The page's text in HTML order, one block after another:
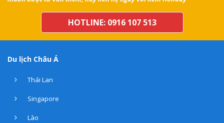
HOTLINE: 0916 107 513
Du lịch Châu Á
Thái Lan
Singapore
Lào